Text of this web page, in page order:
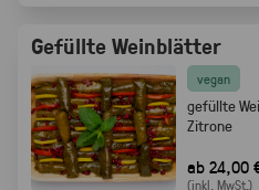
Gefüllte Weinblätter
vegan
gefüllte
Zitrone
ab 24,00
(inkl. MwSt.)